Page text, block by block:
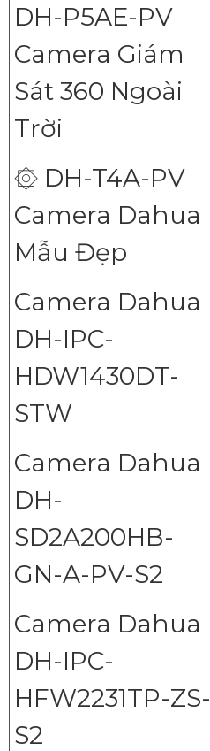
DH-P5AE-PV
Camera Giám
Sát 360 Ngoài
Trời
۞ DH-T4A-PV
Camera Dahua
Mẫu Đẹp
Camera Dahua
DH-IPC-
HDW1430DT-
STW
Camera Dahua
DH-
SD2A200HB-
GN-A-PV-S2
Camera Dahua
DH-IPC-
HFW2231TP-ZS-
S2